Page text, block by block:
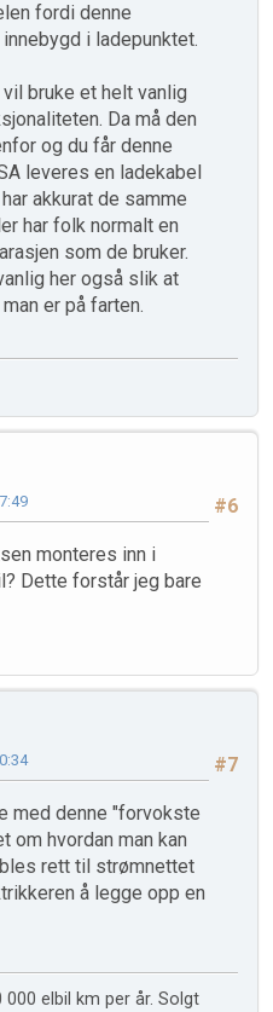
fordi denne
i ladepunktet.
bruke et helt vanlig
Da må den
og du får denne
leveres en ladekabel
akkurat de samme
har folk normalt en
som de bruker.
her også slik at
er på farten.
#6
monteres inn i
Dette forstår jeg bare
#7
med denne "forvokste
om hvordan man kan
rett til strømnettet
å legge opp en
elbil km per år. Solgt